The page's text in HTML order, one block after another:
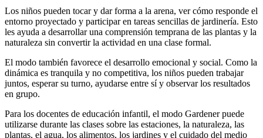
Los niños pueden tocar y dar forma a la arena, ver cómo responde el
entorno proyectado y participar en tareas sencillas de jardinería. Esto
les ayuda a desarrollar una comprensión temprana de las plantas y la
naturaleza sin convertir la actividad en una clase formal.
El modo también favorece el desarrollo emocional y social. Como la
dinámica es tranquila y no competitiva, los niños pueden trabajar
juntos, esperar su turno, ayudarse entre sí y observar los resultados
en grupo.
Para los docentes de educación infantil, el modo Gardener puede
utilizarse durante las clases sobre las estaciones, la naturaleza, las
plantas, el agua, los alimentos, los jardines y el cuidado del medio